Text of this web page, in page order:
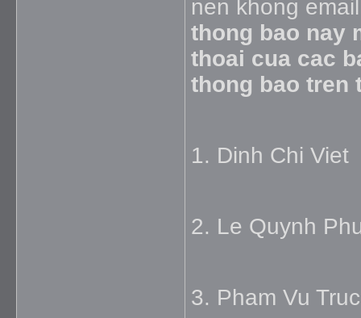
nen khong
thong bao nay
thoai cua cac
thong bao tren
1. Dinh Chi Viet
2. Le Quynh
3. Pham Vu